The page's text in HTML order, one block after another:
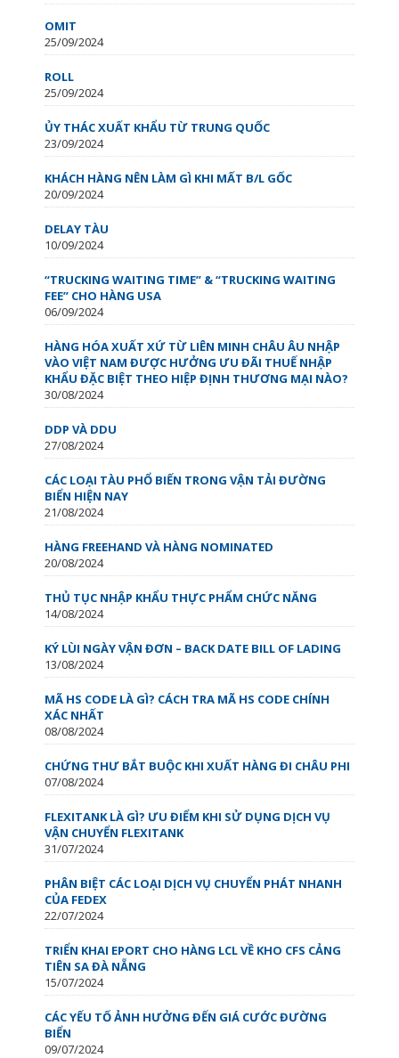
OMIT
25/09/2024
ROLL
25/09/2024
ỦY THÁC XUẤT KHẨU TỪ TRUNG QUỐC
23/09/2024
KHÁCH HÀNG NÊN LÀM GÌ KHI MẤT B/L GỐC
20/09/2024
DELAY TÀU
10/09/2024
“TRUCKING WAITING TIME” & “TRUCKING WAITING
FEE” CHO HÀNG USA
06/09/2024
HÀNG HÓA XUẤT XỨ TỪ LIÊN MINH CHÂU ÂU NHẬP
VÀO VIỆT NAM ĐƯỢC HƯỞNG ƯU ĐÃI THUẾ NHẬP
KHẨU ĐẶC BIỆT THEO HIỆP ĐỊNH THƯƠNG MẠI NÀO?
30/08/2024
DDP VÀ DDU
27/08/2024
CÁC LOẠI TÀU PHỔ BIẾN TRONG VẬN TẢI ĐƯỜNG
BIỂN HIỆN NAY
21/08/2024
HÀNG FREEHAND VÀ HÀNG NOMINATED
20/08/2024
THỦ TỤC NHẬP KHẨU THỰC PHẨM CHỨC NĂNG
14/08/2024
KÝ LÙI NGÀY VẬN ĐƠN – BACK DATE BILL OF LADING
13/08/2024
MÃ HS CODE LÀ GÌ? CÁCH TRA MÃ HS CODE CHÍNH
XÁC NHẤT
08/08/2024
CHỨNG THƯ BẮT BUỘC KHI XUẤT HÀNG ĐI CHÂU PHI
07/08/2024
FLEXITANK LÀ GÌ? ƯU ĐIỂM KHI SỬ DỤNG DỊCH VỤ
VẬN CHUYỂN FLEXITANK
31/07/2024
PHÂN BIỆT CÁC LOẠI DỊCH VỤ CHUYỂN PHÁT NHANH
CỦA FEDEX
22/07/2024
TRIỂN KHAI EPORT CHO HÀNG LCL VỀ KHO CFS CẢNG
TIÊN SA ĐÀ NẴNG
15/07/2024
CÁC YẾU TỐ ẢNH HƯỞNG ĐẾN GIÁ CƯỚC ĐƯỜNG
BIỂN
09/07/2024